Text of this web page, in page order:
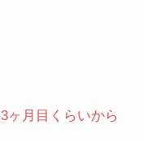
3ヶ月目くらいから